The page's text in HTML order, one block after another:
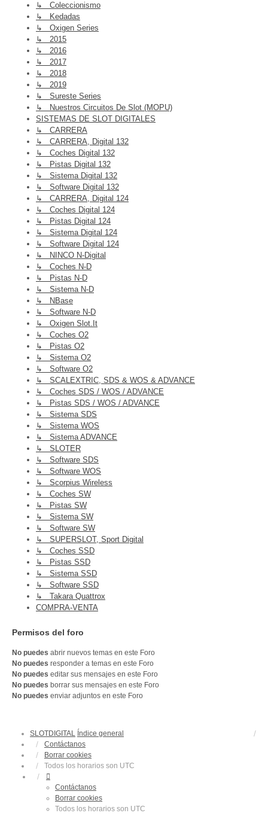
↳ Coleccionismo
↳ Kedadas
↳ Oxigen Series
↳ 2015
↳ 2016
↳ 2017
↳ 2018
↳ 2019
↳ Sureste Series
↳ Nuestros Circuitos De Slot (MOPU)
SISTEMAS DE SLOT DIGITALES
↳ CARRERA
↳ CARRERA, Digital 132
↳ Coches Digital 132
↳ Pistas Digital 132
↳ Sistema Digital 132
↳ Software Digital 132
↳ CARRERA, Digital 124
↳ Coches Digital 124
↳ Pistas Digital 124
↳ Sistema Digital 124
↳ Software Digital 124
↳ NINCO N-Digital
↳ Coches N-D
↳ Pistas N-D
↳ Sistema N-D
↳ NBase
↳ Software N-D
↳ Oxigen Slot.it
↳ Coches O2
↳ Pistas O2
↳ Sistema O2
↳ Software O2
↳ SCALEXTRIC, SDS & WOS & ADVANCE
↳ Coches SDS / WOS / ADVANCE
↳ Pistas SDS / WOS / ADVANCE
↳ Sistema SDS
↳ Sistema WOS
↳ Sistema ADVANCE
↳ SLOTER
↳ Software SDS
↳ Software WOS
↳ Scorpius Wireless
↳ Coches SW
↳ Pistas SW
↳ Sistema SW
↳ Software SW
↳ SUPERSLOT, Sport Digital
↳ Coches SSD
↳ Pistas SSD
↳ Sistema SSD
↳ Software SSD
↳ Takara Quattrox
COMPRA-VENTA
Permisos del foro
No puedes abrir nuevos temas en este Foro
No puedes responder a temas en este Foro
No puedes editar sus mensajes en este Foro
No puedes borrar sus mensajes en este Foro
No puedes enviar adjuntos en este Foro
SLOTDIGITAL Índice general
Contáctanos
Borrar cookies
Todos los horarios son UTC
Contáctanos
Borrar cookies
Todos los horarios son UTC